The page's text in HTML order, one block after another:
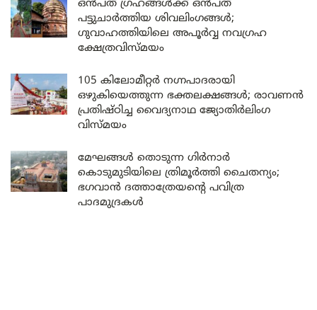
ഒൻപത് ഗ്രഹങ്ങൾക്ക് ഒൻപത്
പട്ടുചാർത്തിയ ശിവലിംഗങ്ങൾ;
ഗുവാഹത്തിയിലെ അപൂർവ്വ നവഗ്രഹ
ക്ഷേത്രവിസ്മയം
105 കിലോമീറ്റർ നഗ്നപാദരായി
ഒഴുകിയെത്തുന്ന ഭക്തലക്ഷങ്ങൾ; രാവണൻ
പ്രതിഷ്ഠിച്ച വൈദ്യനാഥ ജ്യോതിർലിംഗ
വിസ്മയം
മേഘങ്ങൾ തൊടുന്ന ഗിർനാർ
കൊടുമുടിയിലെ ത്രിമൂർത്തി ചൈതന്യം;
ഭഗവാൻ ദത്താത്രേയന്റെ പവിത്ര
പാദമുദ്രകൾ